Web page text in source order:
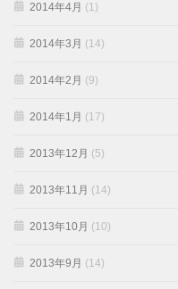
2014年4月 (1)
2014年3月 (14)
2014年2月 (9)
2014年1月 (17)
2013年12月 (5)
2013年11月 (14)
2013年10月 (10)
2013年9月 (14)